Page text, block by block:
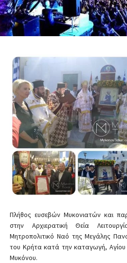
Πλήθος ευσεβών Μυκονιατών και
στην Αρχιερατική Θεία
Μητροπολιτικό Ναό της Μεγάλης
του Κρήτα κατά την καταγωγή,
Μυκόνου.